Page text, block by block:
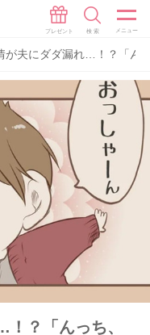
が夫にダダ漏れ…！？「ん
？「んっち、